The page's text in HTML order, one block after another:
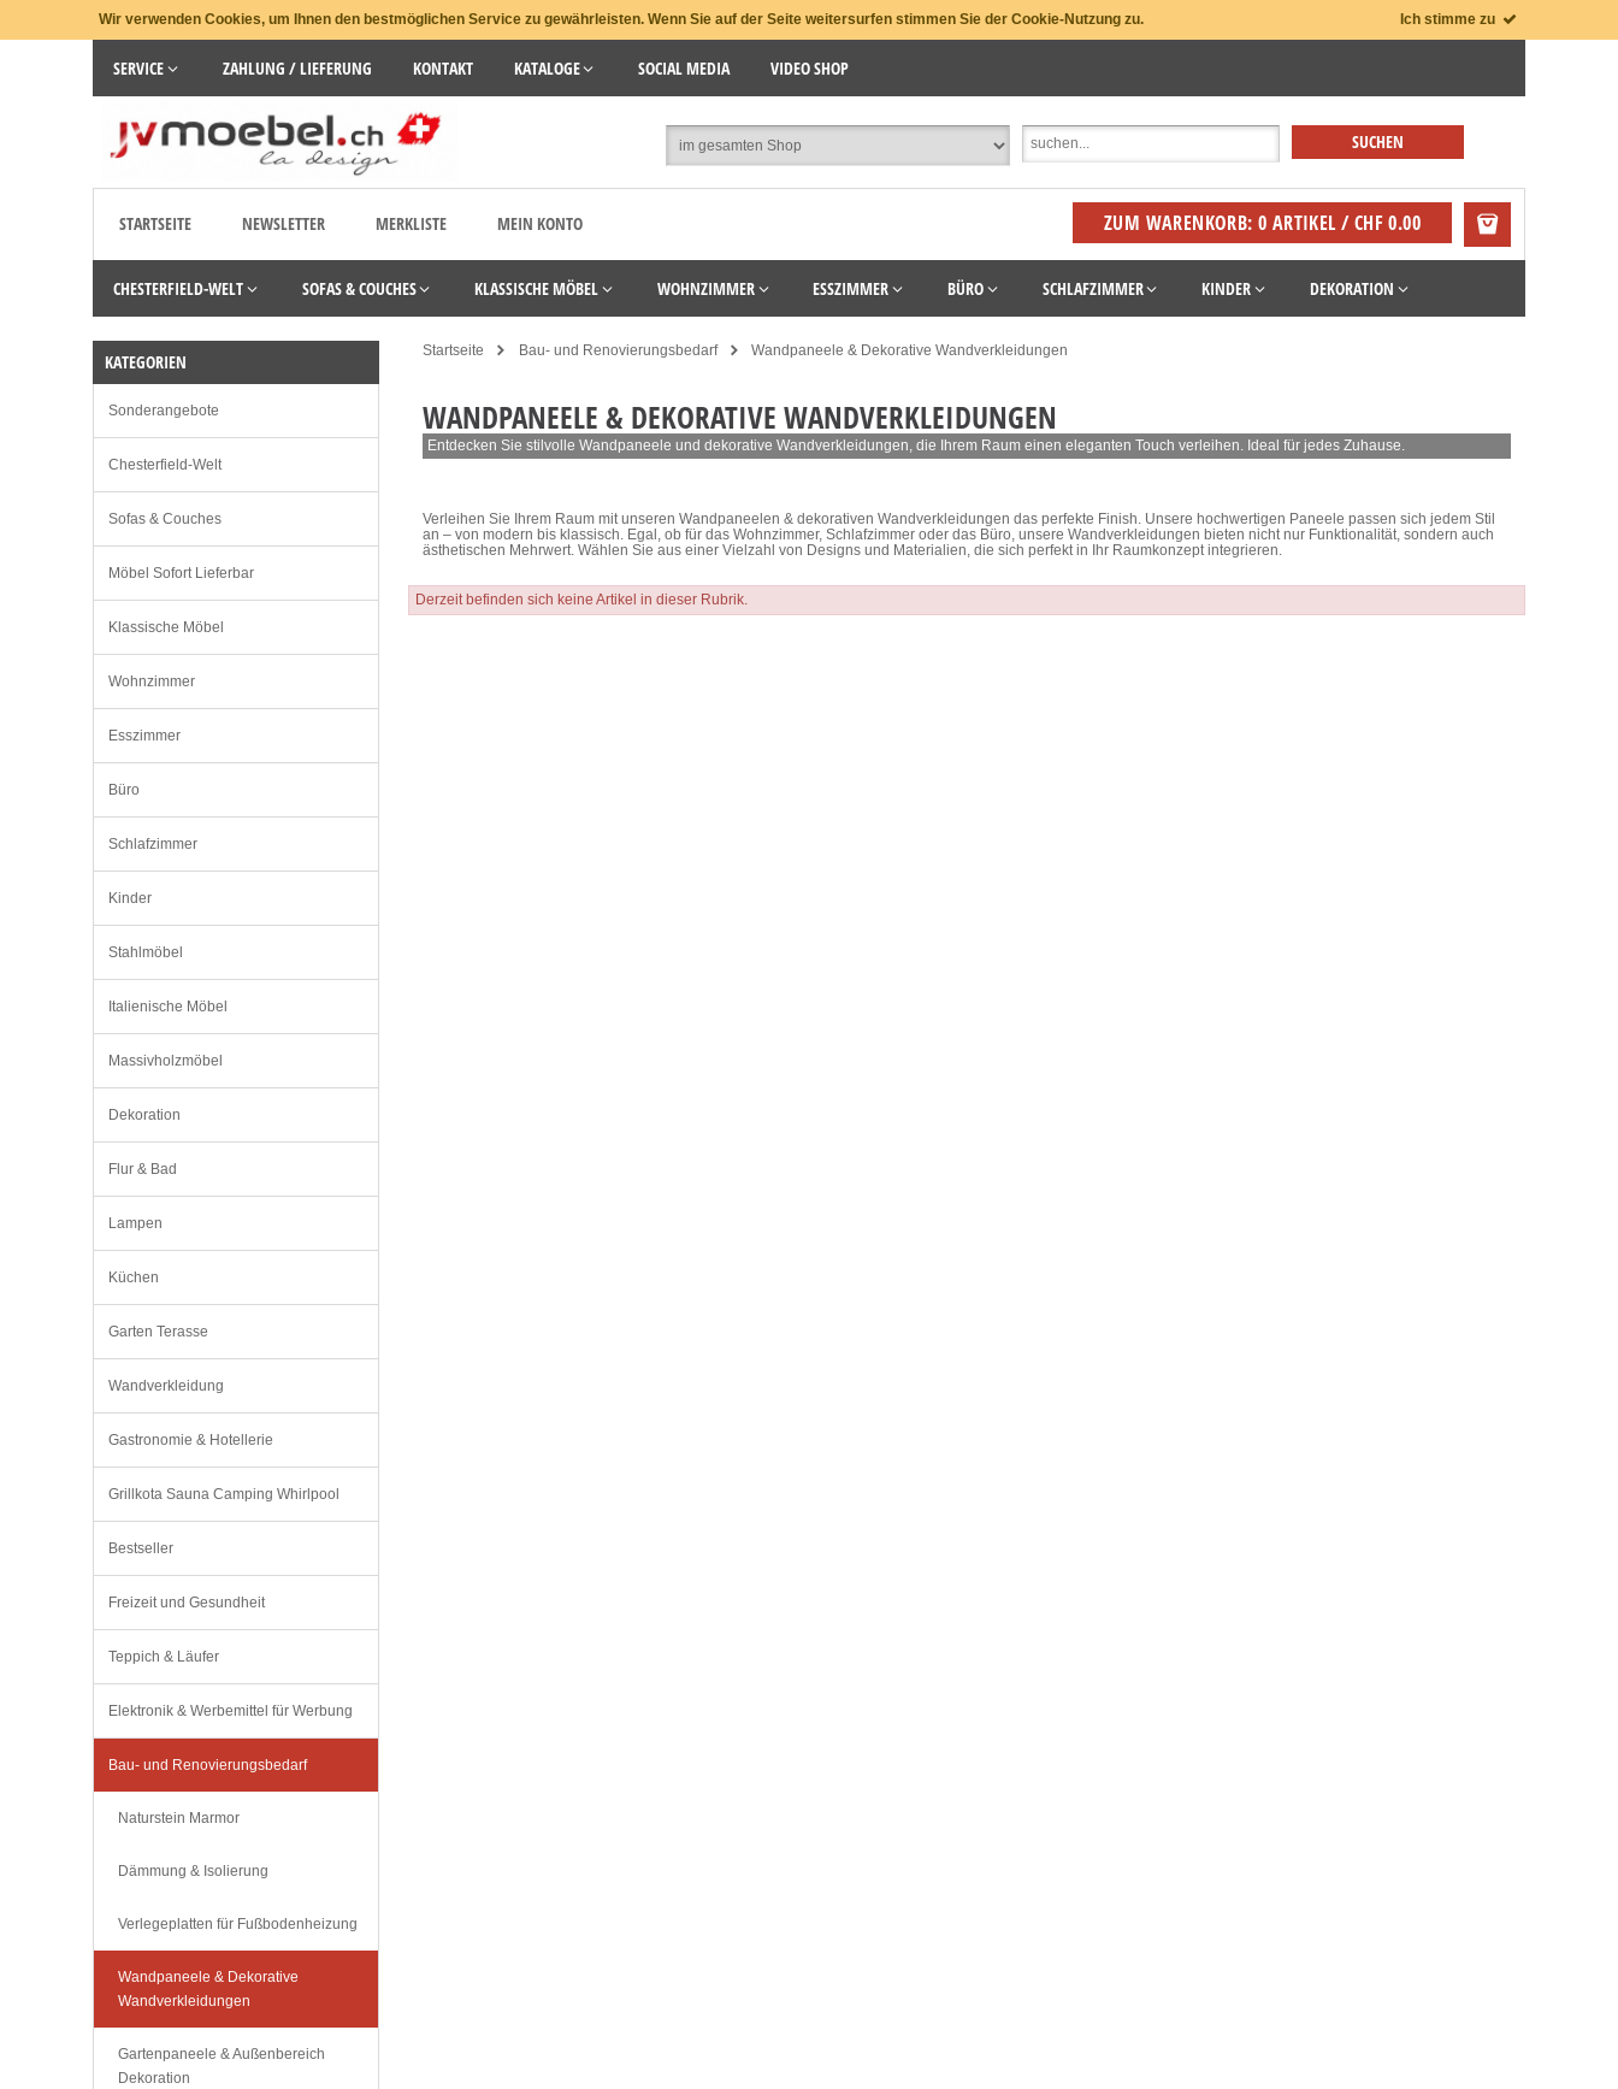
Wir verwenden Cookies, um Ihnen den bestmöglichen Service zu gewährleisten. Wenn Sie auf der Seite weitersurfen stimmen Sie der Cookie-Nutzung zu. Ich stimme zu
SERVICE ZAHLUNG / LIEFERUNG KONTAKT KATALOGE SOCIAL MEDIA VIDEO SHOP
STARTSEITE NEWSLETTER MERKLISTE MEIN KONTO ZUM WARENKORB: 0 ARTIKEL / CHF 0.00
CHESTERFIELD-WELT SOFAS & COUCHES KLASSISCHE MÖBEL WOHNZIMMER ESSZIMMER BÜRO SCHLAFZIMMER KINDER DEKORATION
Startseite Bau- und Renovierungsbedarf Wandpaneele & Dekorative Wandverkleidungen
WANDPANEELE & DEKORATIVE WANDVERKLEIDUNGEN
Entdecken Sie stilvolle Wandpaneele und dekorative Wandverkleidungen, die Ihrem Raum einen eleganten Touch verleihen. Ideal für jedes Zuhause.
Verleihen Sie Ihrem Raum mit unseren Wandpaneelen & dekorativen Wandverkleidungen das perfekte Finish. Unsere hochwertigen Paneele passen sich jedem Stil
an – von modern bis klassisch. Egal, ob für das Wohnzimmer, Schlafzimmer oder das Büro, unsere Wandverkleidungen bieten nicht nur Funktionalität, sondern auch
ästhetischen Mehrwert. Wählen Sie aus einer Vielzahl von Designs und Materialien, die sich perfekt in Ihr Raumkonzept integrieren.
Derzeit befinden sich keine Artikel in dieser Rubrik.
KATEGORIEN
Sonderangebote
Chesterfield-Welt
Sofas & Couches
Möbel Sofort Lieferbar
Klassische Möbel
Wohnzimmer
Esszimmer
Büro
Schlafzimmer
Kinder
Stahlmöbel
Italienische Möbel
Massivholzmöbel
Dekoration
Flur & Bad
Lampen
Küchen
Garten Terasse
Wandverkleidung
Gastronomie & Hotellerie
Grillkota Sauna Camping Whirlpool
Bestseller
Freizeit und Gesundheit
Teppich & Läufer
Elektronik & Werbemittel für Werbung
Bau- und Renovierungsbedarf
Naturstein Marmor
Dämmung & Isolierung
Verlegeplatten für Fußbodenheizung
Wandpaneele & Dekorative
Wandverkleidungen
Gartenpaneele & Außenbereich
Dekoration